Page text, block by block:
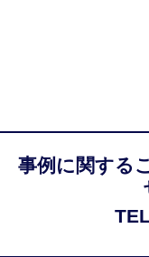
事例に関する